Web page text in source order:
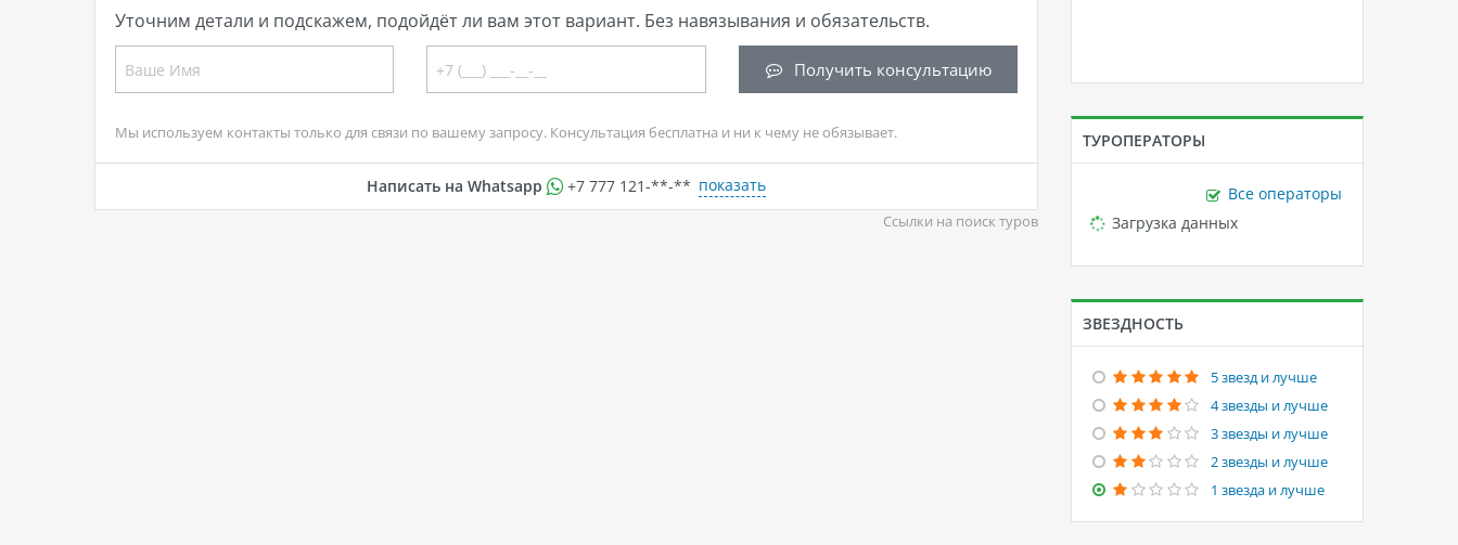
Уточним детали и подскажем, подойдёт ли вам этот вариант. Без навязывания и обязательств.
Получить консультацию
Мы используем контакты только для связи по вашему запросу. Консультация бесплатна и ни к чему не обязывает.
Написать на Whatsapp +7 777 121-**-** показать
Ссылки на поиск туров
ТУРОПЕРАТОРЫ
Все операторы
Loading...
Загрузка данных
ЗВЕЗДНОСТЬ
5 звезд и лучше
4 звезды и лучше
3 звезды и лучше
2 звезды и лучше
1 звезда и лучше